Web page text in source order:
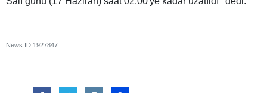
News ID 1927847